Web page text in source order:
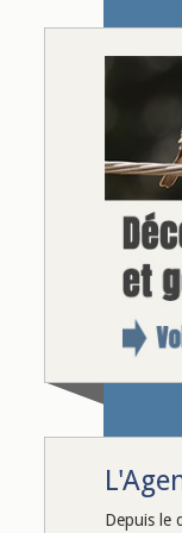
Depuis le